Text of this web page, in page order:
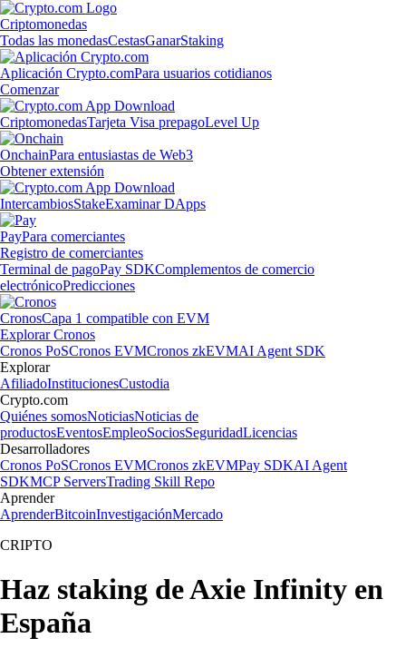
Criptomonedas
Todas las monedasCestasGanarStaking
Aplicación Crypto.comPara usuarios cotidianos
Comenzar
CriptomonedasTarjeta Visa prepagoLevel Up
OnchainPara entusiastas de Web3
Obtener extensión
IntercambiosStakeExaminar DApps
PayPara comerciantes
Registro de comerciantes
Terminal de pagoPay SDKComplementos de comercio
electrónicoPredicciones
CronosCapa 1 compatible con EVM
Explorar Cronos
Cronos PoSCronos EVMCronos zkEVMAI Agent SDK
Explorar
AfiliadoInstitucionesCustodia
Crypto.com
Quiénes somosNoticiasNoticias de
productosEventosEmpleoSociosSeguridadLicencias
Desarrolladores
Cronos PoSCronos EVMCronos zkEVMPay SDKAI Agent
SDKMCP ServersTrading Skill Repo
Aprender
AprenderBitcoinInvestigaciónMercado
CRIPTO
Haz staking de Axie Infinity en
España